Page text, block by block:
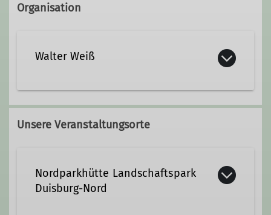
Organisation
Walter Weiß
walter.weiss@dav-duisburg.de
Kletterbetreuer*in Breitensport
Unsere Veranstaltungsorte
Nordparkhütte Landschaftspark
Duisburg-Nord